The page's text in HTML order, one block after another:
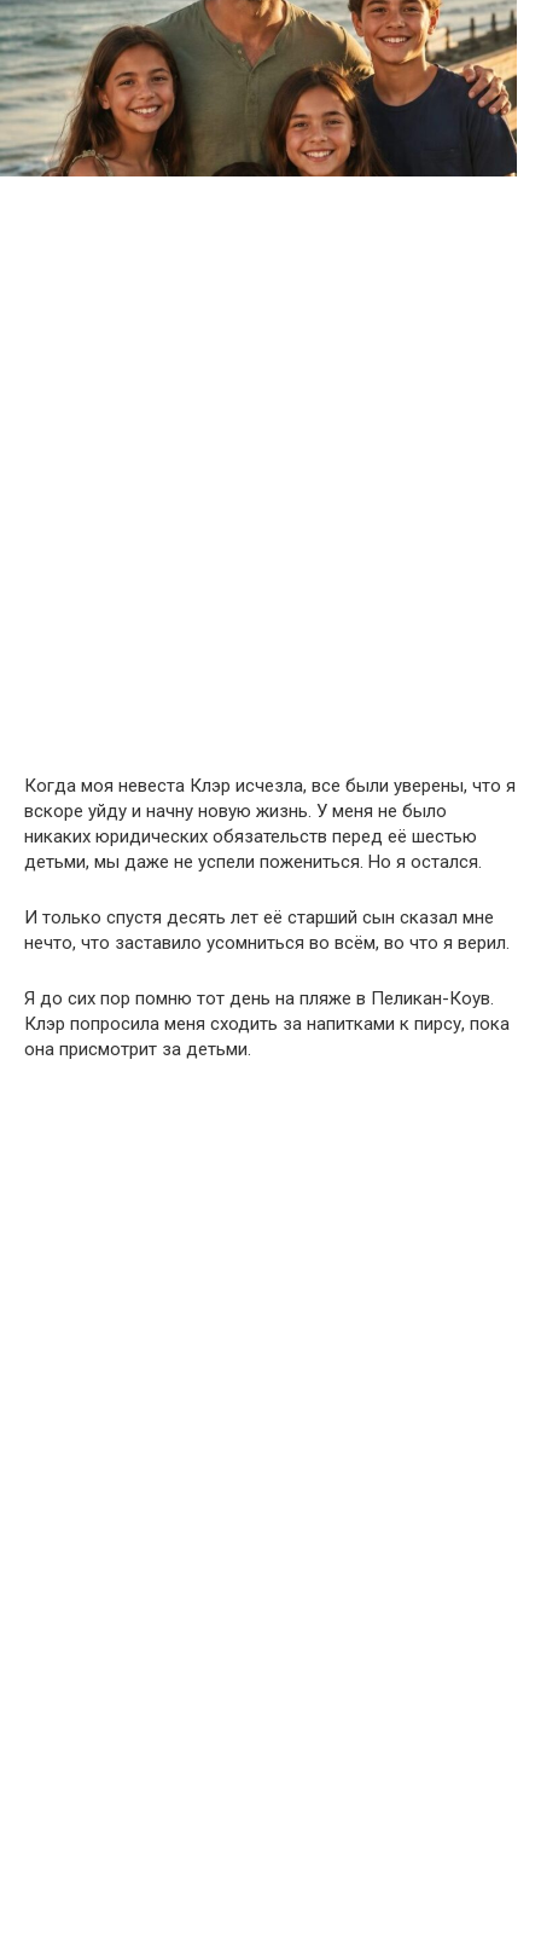
Когда моя невеста Клэр исчезла, все были уверены, что я
вскоре уйду и начну новую жизнь. У меня не было
никаких юридических обязательств перед её шестью
детьми, мы даже не успели пожениться. Но я остался.
И только спустя десять лет её старший сын сказал мне
нечто, что заставило усомниться во всём, во что я верил.
Я до сих пор помню тот день на пляже в Пеликан-Коув.
Клэр попросила меня сходить за напитками к пирсу, пока
она присмотрит за детьми.